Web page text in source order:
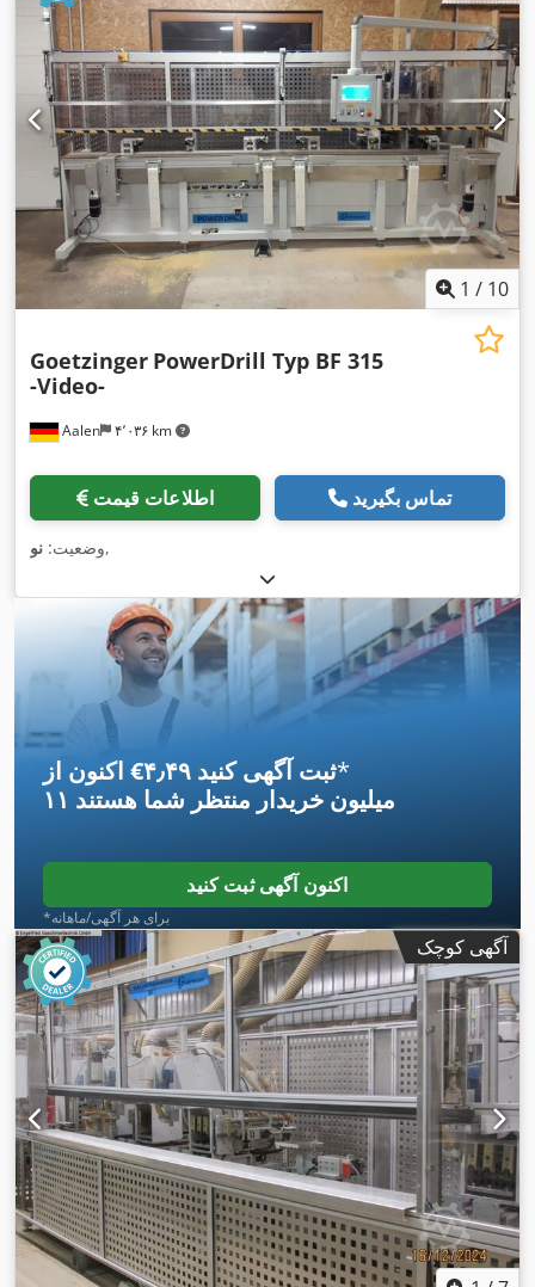
1 / 10
Aalen ۴٬۰۳۶ km
Goetzinger PowerDrill Typ BF 315
-Video-
اطلاعات قیمت تماس بگیرید
وضعیت: نو ,
اکنون از ‎€۴٫۴۹ ثبت آگهی کنید*
۱۱ میلیون خریدار منتظر شما هستند
اکنون آگهی ثبت کنید
*برای هر آگهی/ماهانه
آگهی کوچک